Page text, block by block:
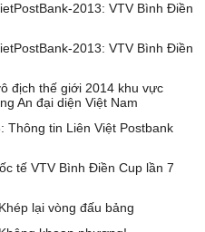
2013: VTV Bình Điền
2013: VTV Bình Điền
địch thế giới 2014 khu vực
An đại diện Việt Nam
Thông tin Liên Việt Postbank
tế VTV Bình Điền Cup lần 7
lại vòng đấu bảng